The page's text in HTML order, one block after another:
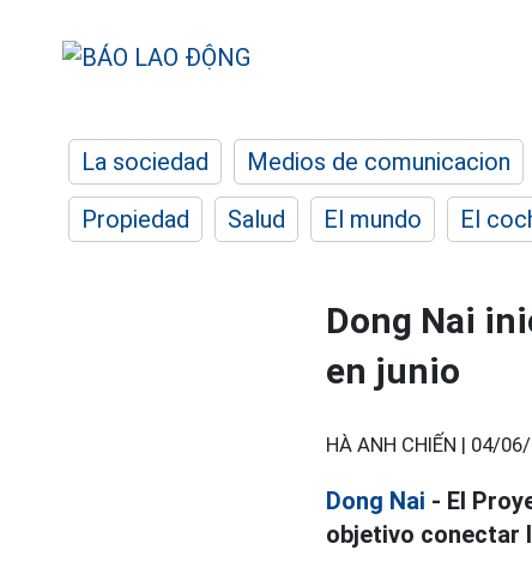
La sociedad Medios de comunicacion
Propiedad
Salud El mundo El
Dong Nai
en junio
HÀ ANH CHIẾN | 04/06/
Dong Nai - El
objetivo conectar